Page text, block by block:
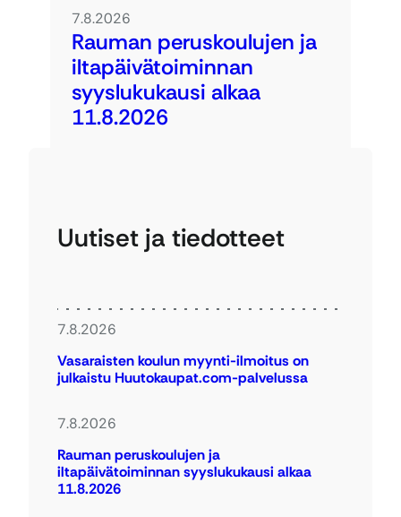
7.8.2026
Rauman peruskoulujen ja
iltapäivätoiminnan
syyslukukausi alkaa
11.8.2026
Uutiset ja tiedotteet
7.8.2026
Vasaraisten koulun myynti-ilmoitus on
julkaistu Huutokaupat.com-palvelussa
7.8.2026
Rauman peruskoulujen ja
iltapäivätoiminnan syyslukukausi alkaa
11.8.2026